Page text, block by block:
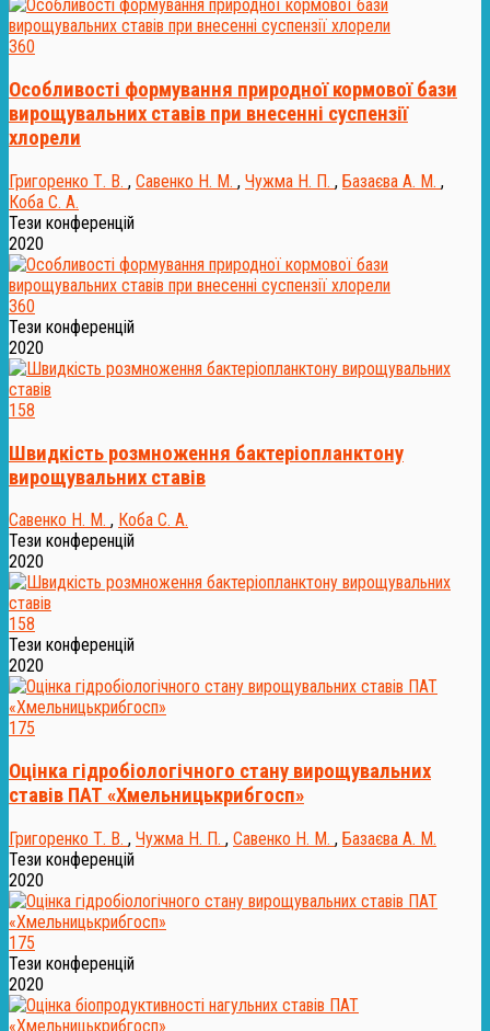
360
Особливості формування природної кормової бази
вирощувальних ставів при внесенні суспензії
хлорели
Григоренко Т. В. , Савенко Н. М. , Чужма Н. П. , Базаєва А. М. ,
Коба С. А.
Тези конференцій
2020
360
Тези конференцій
2020
158
Швидкість розмноження бактеріопланктону
вирощувальних ставів
Савенко Н. М. , Коба С. А.
Тези конференцій
2020
158
Тези конференцій
2020
175
Оцінка гідробіологічного стану вирощувальних
ставів ПАТ «Хмельницькрибгосп»
Григоренко Т. В. , Чужма Н. П. , Савенко Н. М. , Базаєва А. М.
Тези конференцій
2020
175
Тези конференцій
2020